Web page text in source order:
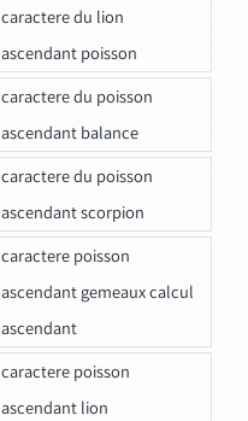
caractere du lion
ascendant poisson
caractere du poisson
ascendant balance
caractere du poisson
ascendant scorpion
caractere poisson
ascendant gemeaux calcul
ascendant
caractere poisson
ascendant lion